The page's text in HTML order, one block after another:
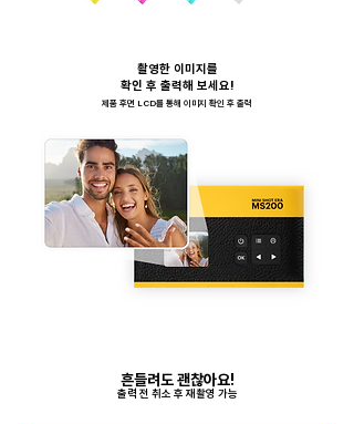
촬영한 이미지를
확인 후 출력해 보세요!
​제품 후면 LCD를 통해 이미지 확인 후 출력
흔들려도 괜찮아요!
출력 전 취소 후 재촬영 가능